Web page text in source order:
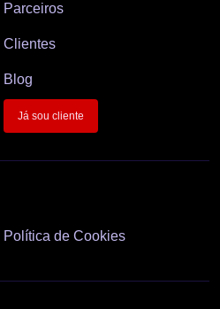
Parceiros
Clientes
Blog
Já sou cliente
Política de Cookies